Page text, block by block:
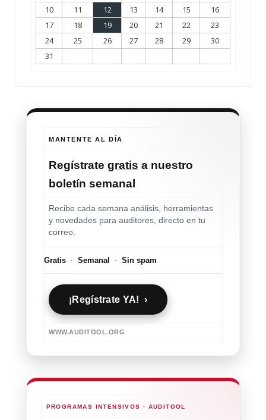
10
11 12 13 14 15
16
17
18 19 20 21 22
23
24
25 26 27 28 29
30
31
MANTENTE AL DÍA
Regístrate gratis a nuestro
boletín semanal
Recibe cada semana análisis, herramientas
y novedades para auditores, directo en tu
correo.
Gratis · Semanal · Sin spam
¡Regístrate YA! ›
WWW.AUDITOOL.ORG
PROGRAMAS INTENSIVOS · AUDITOOL